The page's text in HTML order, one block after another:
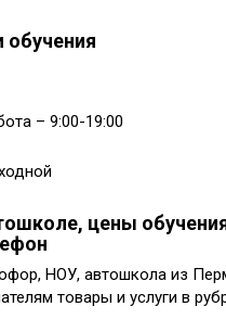
– 9:00-19:00
цены
НОУ, автошкола из
товары и услуги в